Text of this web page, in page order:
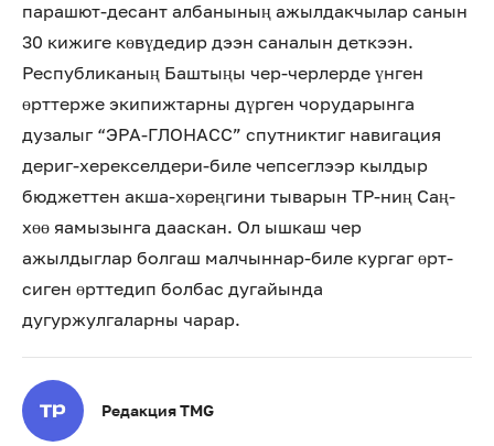
парашют-десант албанының ажылдакчылар санын
30 кижиге көвүдедир дээн саналын деткээн.
Республиканың Баштыңы чер-черлерде үнген
өрттерже экипижтарны дүрген чорударынга
дузалыг “ЭРА-ГЛОНАСС” спутниктиг навигация
дериг-херекселдери-биле чепсеглээр кылдыр
бюджеттен акша-хөреңгини тыварын ТР-ниң Саң-
хөө яамызынга дааскан. Ол ышкаш чер
ажылдыглар болгаш малчыннар-биле кургаг өрт-
сиген өрттедип болбас дугайында
дугуржулгаларны чарар.
Редакция TMG